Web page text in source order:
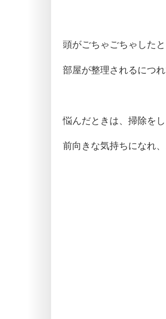
頭がごちゃごちゃした
部屋が整理されるにつ
悩んだときは、掃除をし
前向きな気持ちになれ